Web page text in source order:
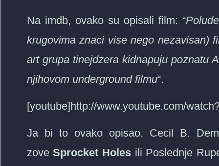
Na imdb, ovako su opisali film: “
krugovima znaci vise nego nezavisan)
art grupa tinejdzera kidnapuju poznatu
njihovom underground filmu“.
[youtube]http://www.youtube.com/
Ja bi to ovako opisao. Cecil B.
zoveSprocket Holes ili Poslednje